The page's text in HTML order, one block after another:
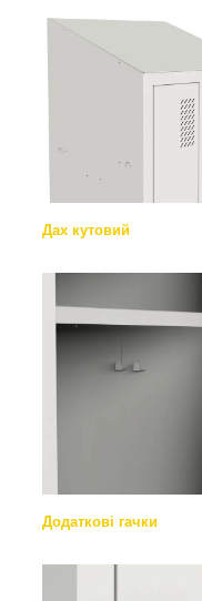
Дах кутовий
Додаткові гачки